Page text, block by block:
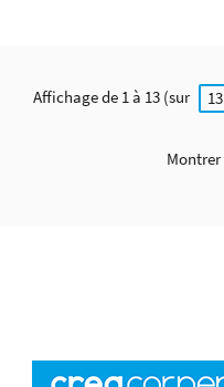
Affichage de 1 à 13 (sur 13
Montrer